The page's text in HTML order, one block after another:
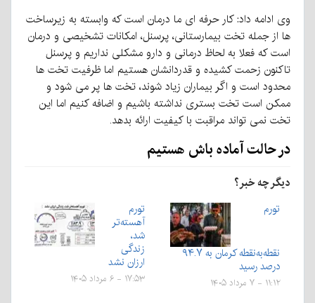
وی ادامه داد: کار حرفه ای ما درمان است که وابسته به زیرساخت
ها از جمله تخت بیمارستانی، پرسنل، امکانات تشخیصی و درمان
است که فعلا به لحاظ درمانی و دارو مشکلی نداریم و پرسنل
تاکنون زحمت کشیده و قدردانشان هستیم اما ظرفیت تخت ها
محدود است و اگر بیماران زیاد شوند، تخت ها پر می شود و
ممکن است تخت بستری نداشته باشیم و اضافه کنیم اما این
تخت نمی تواند مراقبت با کیفیت ارائه بدهد.
در حالت آماده باش هستیم
دیگر چه خبر؟
تورم
نقطه‌به‌نقطه کرمان به ۹۴.۷
درصد رسید
۱۱:۱۲ - ۷ مرداد ۱۴۰۵
تورم
آهسته‌تر
شد،
زندگی
ارزان نشد
۱۷:۵۳ - ۶ مرداد ۱۴۰۵